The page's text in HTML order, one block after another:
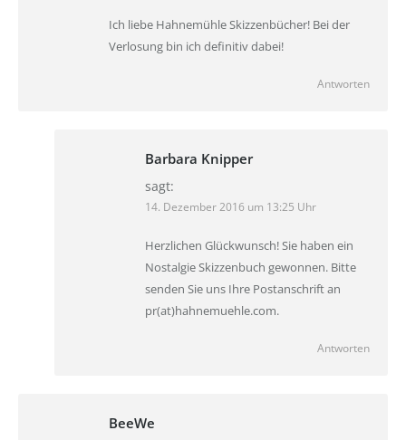
Ich liebe Hahnemühle Skizzenbücher! Bei der
Verlosung bin ich definitiv dabei!
Antworten
Barbara Knipper
sagt:
14. Dezember 2016 um 13:25 Uhr
Herzlichen Glückwunsch! Sie haben ein
Nostalgie Skizzenbuch gewonnen. Bitte
senden Sie uns Ihre Postanschrift an
pr(at)hahnemuehle.com.
Antworten
BeeWe